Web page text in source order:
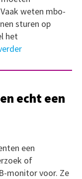
weten mbo-
sturen op
het
echt een
een
of
monitor voor. Ze